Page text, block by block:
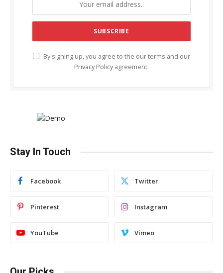
By signing up, you agree to the our terms and our
Privacy Policy agreement.
Stay In Touch
Facebook Twitter
Pinterest Instagram
YouTube Vimeo